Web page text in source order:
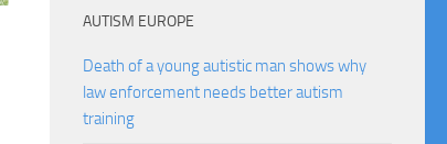
AUTISM EUROPE
Death of a young autistic man shows why
law enforcement needs better autism
training